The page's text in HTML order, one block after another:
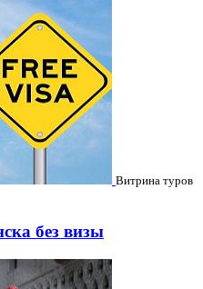
Витрина туров
без визы